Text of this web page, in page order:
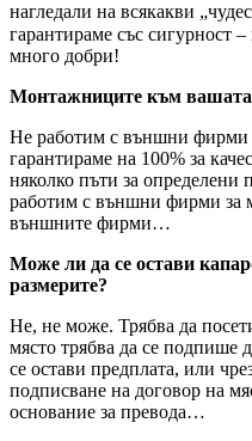
нагледали на всякакви
гарантираме със сигурност
много добри!
Монтажниците към
Не работим с външни фирми
гарантираме на 100% за
няколко пъти за определени
работим с външни фирми за
външните фирми…
Може ли да се остави
размерите?
Не, не може. Трябва да
място трябва да се подпише
се остави предплата, или
подписване на договор на
основание за превода…